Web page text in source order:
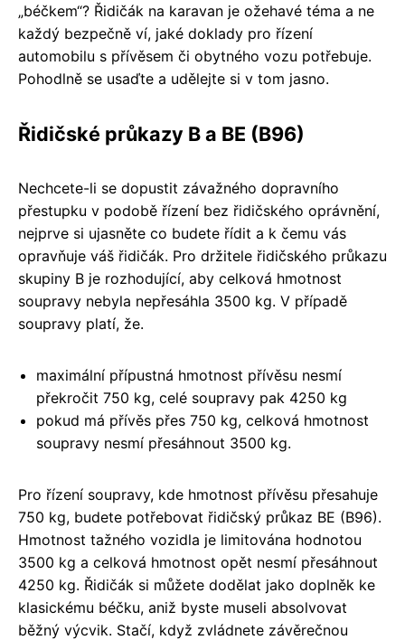
„béčkem“? Řidičák na karavan je ožehavé téma a ne
každý bezpečně ví, jaké doklady pro řízení
automobilu s přívěsem či obytného vozu potřebuje.
Pohodlně se usaďte a udělejte si v tom jasno.
Řidičské průkazy B a BE (B96)
Nechcete-li se dopustit závažného dopravního
přestupku v podobě řízení bez řidičského oprávnění,
nejprve si ujasněte co budete řídit a k čemu vás
opravňuje váš řidičák. Pro držitele řidičského průkazu
skupiny B je rozhodující, aby celková hmotnost
soupravy nebyla nepřesáhla 3500 kg. V případě
soupravy platí, že.
maximální přípustná hmotnost přívěsu nesmí
překročit 750 kg, celé soupravy pak 4250 kg
pokud má přívěs přes 750 kg, celková hmotnost
soupravy nesmí přesáhnout 3500 kg.
Pro řízení soupravy, kde hmotnost přívěsu přesahuje
750 kg, budete potřebovat řidičský průkaz BE (B96).
Hmotnost tažného vozidla je limitována hodnotou
3500 kg a celková hmotnost opět nesmí přesáhnout
4250 kg. Řidičák si můžete dodělat jako doplněk ke
klasickému béčku, aniž byste museli absolvovat
běžný výcvik. Stačí, když zvládnete závěrečnou